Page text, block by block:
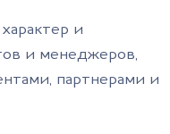
и
и менеджеров,
партнерами и